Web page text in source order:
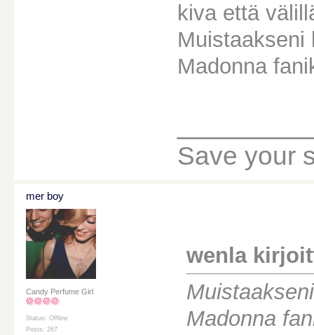
kiva että
Muistaakseni
Madonna
Save your
mer boy
Candy Perfume Girl
Status: Offline
Posts: 267
wenla
Madonna